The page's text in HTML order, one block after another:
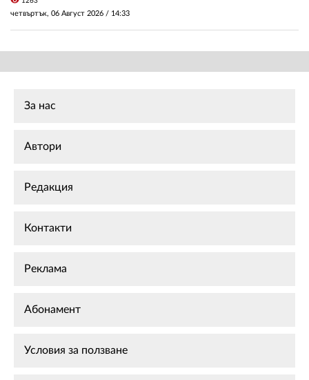
четвъртък, 06 Август 2026 / 14:33
За нас
Автори
Редакция
Контакти
Реклама
Абонамент
Условия за ползване